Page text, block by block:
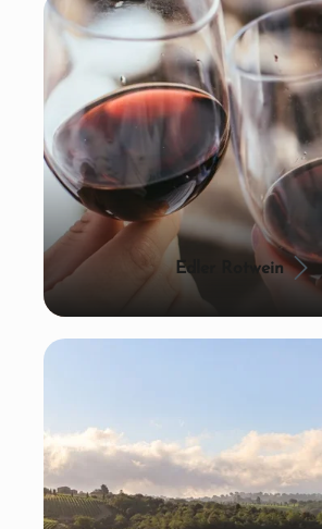
Edler Rotwein